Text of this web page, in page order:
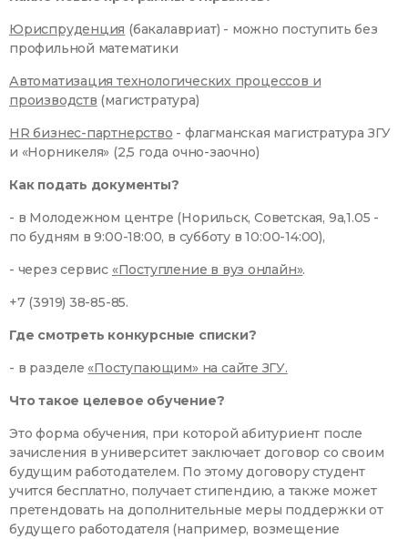
Юриспруденция (бакалавриат) - можно поступить без
профильной математики
Автоматизация технологических процессов и
производств (магистратура)
HR бизнес-партнерство - флагманская магистратура ЗГУ
и «Норникеля» (2,5 года очно-заочно)
Как подать документы?
- в Молодежном центре (Норильск, Советская, 9а,1.05 -
по будням в 9:00-18:00, в субботу в 10:00-14:00),
- через сервис «Поступление в вуз онлайн».
+7 (3919) 38-85-85.
Где смотреть конкурсные списки?
- в разделе «Поступающим» на сайте ЗГУ.
Что такое целевое обучение?
Это форма обучения, при которой абитуриент после
зачисления в университет заключает договор со своим
будущим работодателем. По этому договору студент
учится бесплатно, получает стипендию, а также может
претендовать на дополнительные меры поддержки от
будущего работодателя (например, возмещение